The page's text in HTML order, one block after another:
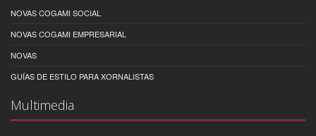
NOVAS COGAMI SOCIAL
NOVAS COGAMI EMPRESARIAL
NOVAS
GUÍAS DE ESTILO PARA XORNALISTAS
Multimedia